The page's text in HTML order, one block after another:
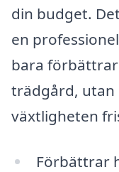
din budget.
en
bara
trädgård, utan
växtligheten
Förbättrar